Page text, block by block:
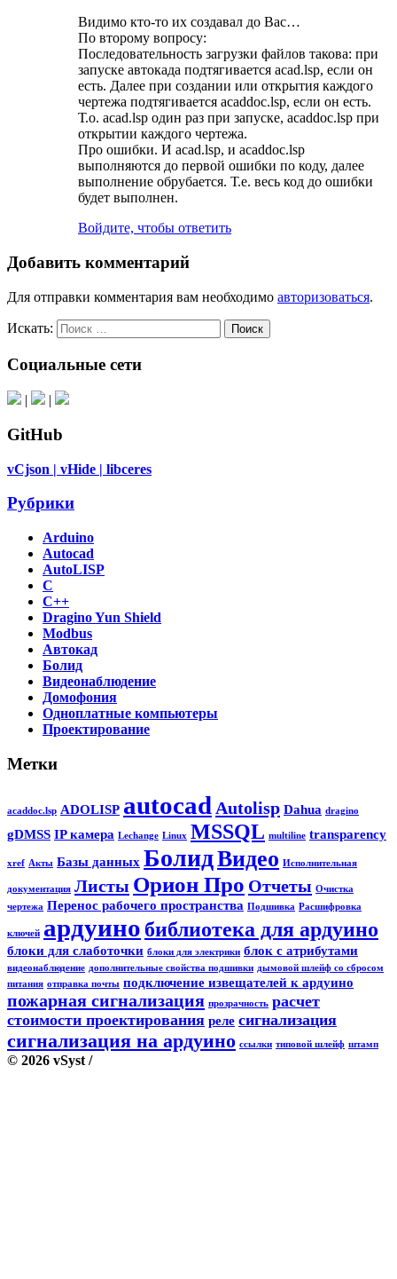
Видимо кто-то их создавал до Вас…
По второму вопросу:
Последовательность загрузки файлов такова: при
запуске автокада подтягивается acad.lsp, если он
есть. Далее при создании или открытия каждого
чертежа подтягивается acaddoc.lsp, если он есть.
Т.о. acad.lsp один раз при запуске, acaddoc.lsp при
открытии каждого чертежа.
Про ошибки. И acad.lsp, и acaddoc.lsp
выполняются до первой ошибки по коду, далее
выполнение обрубается. Т.е. весь код до ошибки
будет выполнен.
Войдите, чтобы ответить
Добавить комментарий
Для отправки комментария вам необходимо авторизоваться.
Искать: Поиск
Социальные сети
| |
GitHub
vCjson | vHide | libceres
Рубрики
Arduino
Autocad
AutoLISP
C
C++
Dragino Yun Shield
Modbus
Автокад
Болид
Видеонаблюдение
Домофония
Одноплатные компьютеры
Проектирование
Метки
acaddoc.lsp ADOLISP autocad Autolisp Dahua dragino
gDMSS IP камера Lechange Linux MSSQL multiline transparency
xref Акты Базы данных БолидВидео Исполнительная
документация Листы Орион Про Отчеты Очистка
чертежа Перенос рабочего пространства Подшивка Расшифровка
ключей ардуино библиотека для ардуино
блоки для слаботочки блоки для электрики блок с атрибутами
видеонаблюдение дополнительные свойства подшивки дымовой шлейф со сбросом
питания отправка почты подключение извещателей к ардуино
пожарная сигнализация прозрачность расчет
стоимости проектирования реле сигнализация
сигнализация на ардуино ссылки типовой шлейф штамп
© 2026 vSyst /